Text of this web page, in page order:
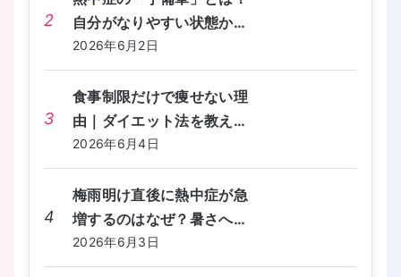
2
自分がなりやすい状態かセ
ルフチェックする方法を教
えてください。
2026年6月2日
3
食事制限だけで痩せない理
由｜ダイエット法を教えて
ください
2026年6月4日
4
梅雨明け直後に熱中症が急
増するのはなぜ？暑さへの
備えが間に合わないときの
対処法を教えてください。
2026年6月3日